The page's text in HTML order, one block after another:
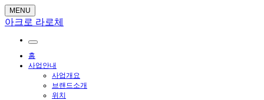
MENU
아크로 라로체
홈
사업안내
사업개요
브랜드소개
위치